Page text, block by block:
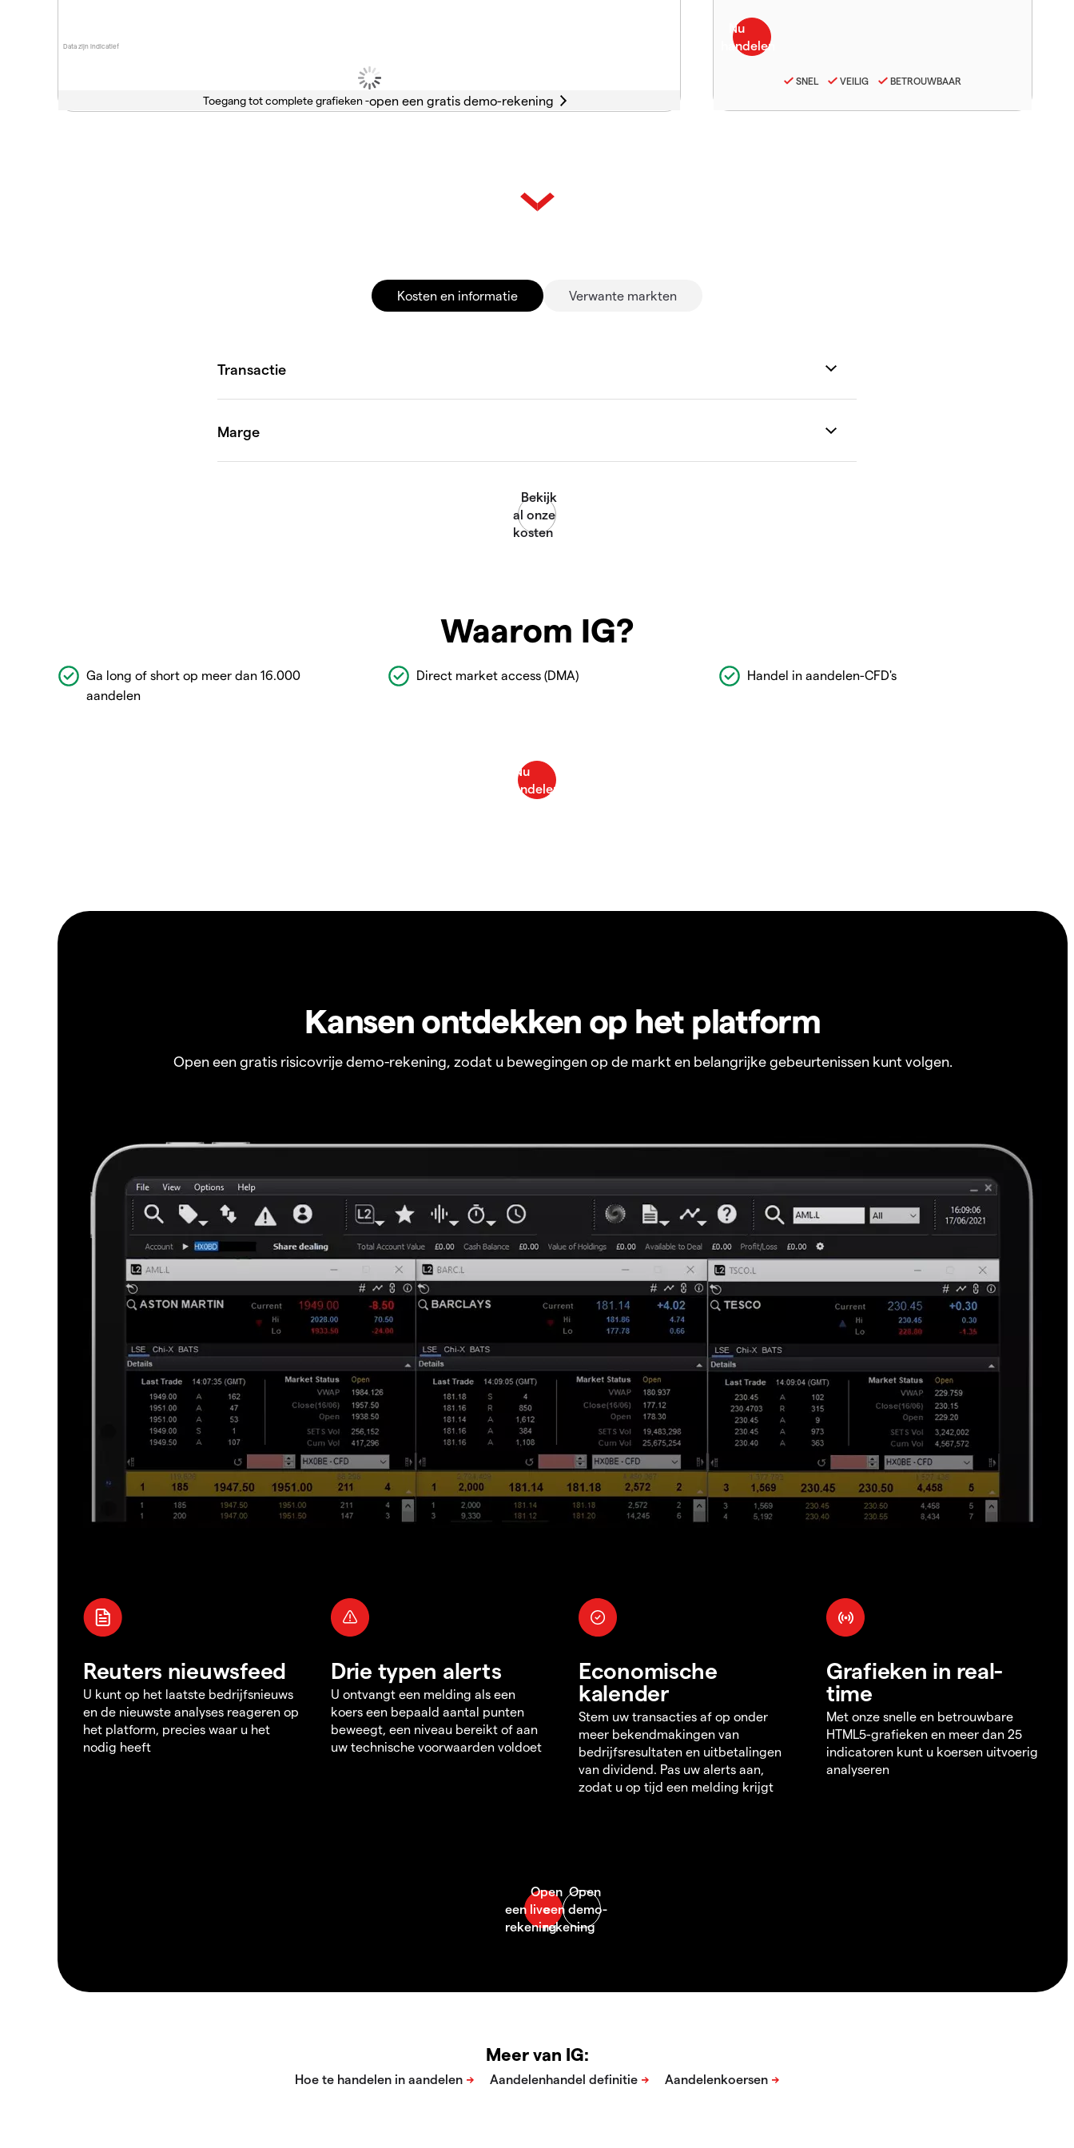
Data zijn indicatief
Toegang tot complete grafieken -
SNEL VEILIG BETROUWBAAR
Kosten en informatie Verwante markten
Waarom IG?
Ga long of short op meer dan 16.000
aandelen
Direct market access (DMA) Handel in aandelen-CFD's
Kansen ontdekken op het platform
Open een gratis risicovrije demo-rekening, zodat u bewegingen op de markt en belangrijke gebeurtenissen kunt volgen.
Reuters nieuwsfeed
U kunt op het laatste bedrijfsnieuws
en de nieuwste analyses reageren op
het platform, precies waar u het
nodig heeft
Drie typen alerts
U ontvangt een melding als een
koers een bepaald aantal punten
beweegt, een niveau bereikt of aan
uw technische voorwaarden voldoet
Economische
kalender
Stem uw transacties af op onder
meer bekendmakingen van
bedrijfsresultaten en uitbetalingen
van dividend. Pas uw alerts aan,
zodat u op tijd een melding krijgt
Grafieken in real-
time
Met onze snelle en betrouwbare
HTML5-grafieken en meer dan 25
indicatoren kunt u koersen uitvoerig
analyseren
Meer van IG: